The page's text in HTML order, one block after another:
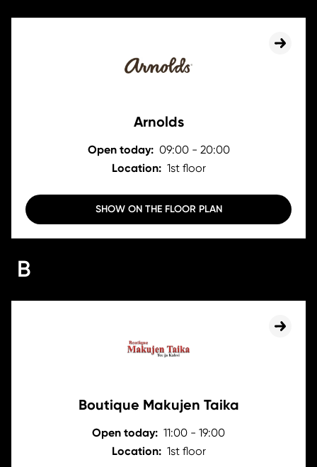
Arnolds
Open today: 09:00 - 20:00
Location: 1st floor
SHOW ON THE FLOOR PLAN
B
Boutique Makujen Taika
Open today: 11:00 - 19:00
Location: 1st floor